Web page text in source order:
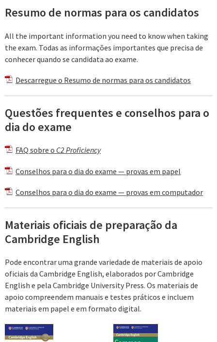
Resumo de normas para os candidatos
All the important information you need to know when taking
the exam. Todas as informações importantes que precisa de
conhecer quando se candidata ao exame.
Descarregue o Resumo de normas para os candidatos
Questões frequentes e conselhos para o
dia do exame
FAQ sobre o C2 Proficiency
Conselhos para o dia do exame — provas em papel
Conselhos para o dia do exame — provas em computador
Materiais oficiais de preparação da
Cambridge English
Pode encontrar uma grande variedade de materiais de apoio
oficiais da Cambridge English, elaborados por Cambridge
English e pela Cambridge University Press. Os materiais de
apoio compreendem manuais e testes práticos e incluem
materiais em papel e em formato digital.